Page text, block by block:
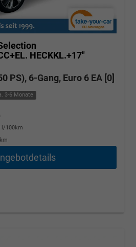
HECKKL.+17"
PS), 6-Gang, Euro 6 EA [0]
3-6 Monate
l/100km